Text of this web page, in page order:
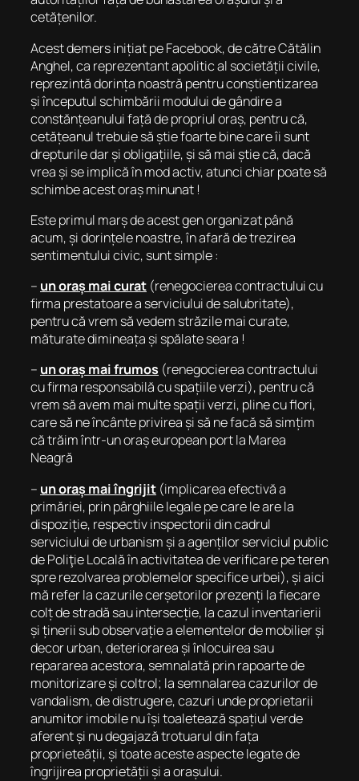
cetățenilor.
Acest demers inițiat pe Facebook, de către Cătălin
Anghel, ca reprezentant apolitic al societății civile,
reprezintă dorința noastră pentru conștientizarea
și începutul schimbării modului de gândire a
constănțeanului față de propriul oraș, pentru că,
cetățeanul trebuie să știe foarte bine care îi sunt
drepturile dar și obligațiile, și să mai știe că, dacă
vrea și se implică în mod activ, atunci chiar poate să
schimbe acest oraș minunat !
Este primul marș de acest gen organizat până
acum, și dorințele noastre, în afară de trezirea
sentimentului civic, sunt simple :
– un oraș mai curat (renegocierea contractului cu
firma prestatoare a serviciului de salubritate),
pentru că vrem să vedem străzile mai curate,
măturate dimineața și spălate seara !
– un oraș mai frumos (renegocierea contractului
cu firma responsabilă cu spațiile verzi), pentru că
vrem să avem mai multe spații verzi, pline cu flori,
care să ne încânte privirea și să ne facă să simțim
că trăim într-un oraș european port la Marea
Neagră
– un oraș mai îngrijit (implicarea efectivă a
primăriei, prin pârghiile legale pe care le are la
dispoziție, respectiv inspectorii din cadrul
serviciului de urbanism și a agenților serviciul public
de Poliţie Locală în activitatea de verificare pe teren
spre rezolvarea problemelor specifice urbei), și aici
mă refer la cazurile cerșetorilor prezenți la fiecare
colț de stradă sau intersecție, la cazul inventarierii
și ținerii sub observație a elementelor de mobilier și
decor urban, deteriorarea și înlocuirea sau
repararea acestora, semnalată prin rapoarte de
monitorizare și coltrol; la semnalarea cazurilor de
vandalism, de distrugere, cazuri unde proprietarii
anumitor imobile nu își toaletează spațiul verde
aferent și nu degajază trotuarul din fața
proprieteății, și toate aceste aspecte legate de
îngrijirea proprietății și a orașului.